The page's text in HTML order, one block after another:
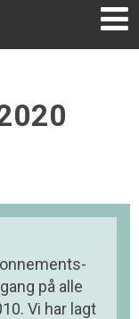
på alle
Vi har lagt